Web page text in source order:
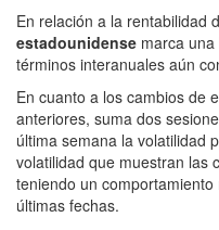
En relación a la rentabilidad
estadounidense marca
términos interanuales aún
En cuanto a los cambios de
anteriores, suma dos
última semana la volatilidad
volatilidad que muestran las
teniendo un
últimas fechas.